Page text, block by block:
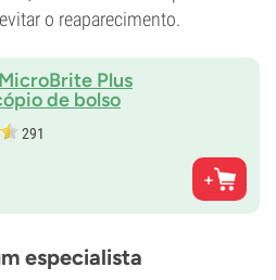
o reaparecimento.
Plus
de bolso
291
especialista